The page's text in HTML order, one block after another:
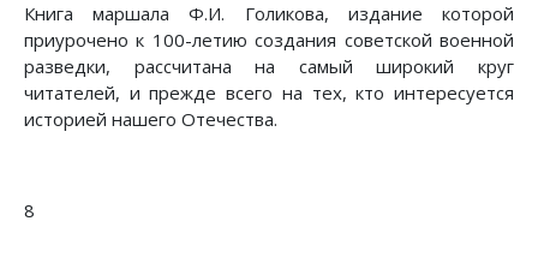
Книга маршала Ф.И. Голикова, издание которой
приурочено к 100-летию создания советской военной
разведки, рассчитана на самый широкий круг
читателей, и прежде всего на тех, кто интересуется
историей нашего Отечества.
8